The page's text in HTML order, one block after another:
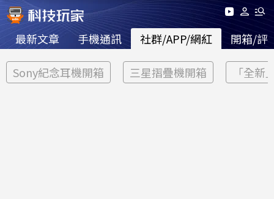
最新文章 手機通訊 社群/APP/網紅 開箱/評
Sony紀念耳機開箱 三星摺疊機開箱 「全新